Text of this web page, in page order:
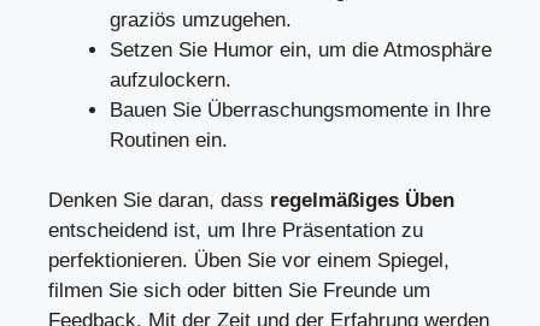
graziös umzugehen.
Setzen Sie Humor ein, um die Atmosphäre
aufzulockern.
Bauen Sie Überraschungsmomente in Ihre
Routinen ein.
Denken Sie daran, dass regelmäßiges Üben
entscheidend ist, um Ihre Präsentation zu
perfektionieren. Üben Sie vor einem Spiegel,
filmen Sie sich oder bitten Sie Freunde um
Feedback. Mit der Zeit und der Erfahrung werden